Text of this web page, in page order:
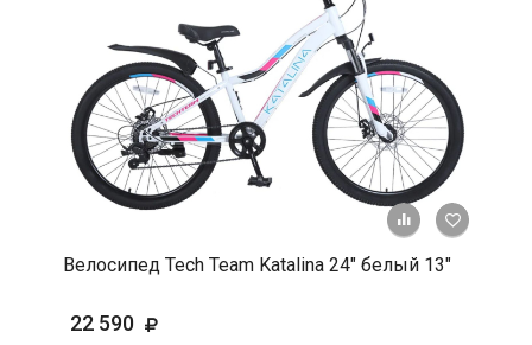
+ К
Велосипед Tech Team Katalina 24" белый 13"
22 590